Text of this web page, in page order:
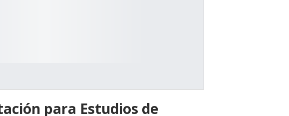
para Estudios de